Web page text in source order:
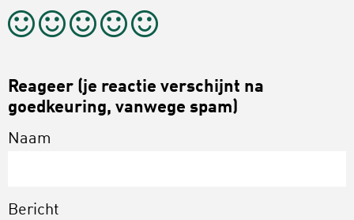
Reageer (je reactie verschijnt na
goedkeuring, vanwege spam)
Naam
Bericht